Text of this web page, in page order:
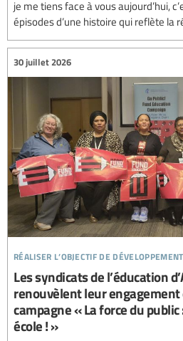
je me tiens face à vous aujourd’hui,
épisodes d’une histoire qui reflète la
réaliser l’objectif de
30 juillet 2026
Les syndicats de l’éducation
renouvèlent leur engagement
campagne « La force du
école ! »